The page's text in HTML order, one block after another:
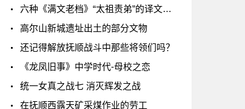
六种《满文老档》“太祖责弟”的译文刍议
高尔山新城遗址出土的部分文物
还记得解放抚顺战斗中那些将领们吗？
《龙凤旧事》中学时代-母校之恋
统一女真之战七 消灭辉发之战
在抚顺西露天矿采煤作业的劳工